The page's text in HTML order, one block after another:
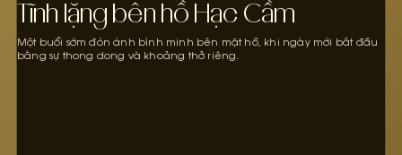
Tĩnh lặng bên hồ Hạc Cầm
Một buổi sớm đón ánh bình minh bên mặt hồ, khi ngày mới bắt đầu
bằng sự thong dong và khoảng thở riêng.